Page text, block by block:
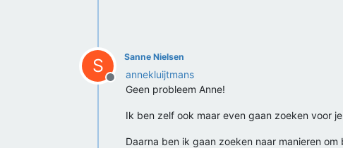
S
Offline
Sanne Nielsen
annekluijtmans
Geen probleem Anne!
Ik ben zelf ook maar even gaan zoeken voor
Daarna ben ik gaan zoeken naar manieren